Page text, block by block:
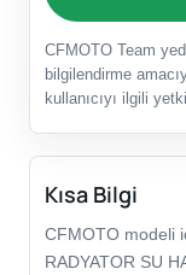
CFMOTO Team
bilgilendirme
kullanıcıyı ilgili
Kısa Bilgi
CFMOTO modeli
RADYATOR SU